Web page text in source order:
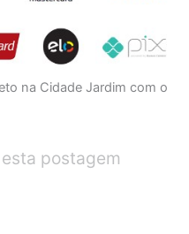
na Cidade Jardim com o
postagem